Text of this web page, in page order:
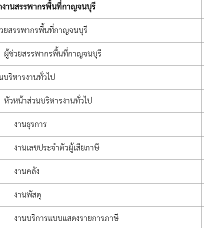
งานสรรพากรพื้นที่กาญจนบุรี
ยสรรพากรพื้นที่กาญจนบุรี
ยสรรพากรพื้นที่กาญจนบุรี
บริหารงานทั่วไป
น้าส่วนบริหารงานทั่วไป
นธุรการ
เลขประจำตัวผู้เสียภาษี
นคลัง
นพัสดุ
บริการแบบแสดงรายการภาษี